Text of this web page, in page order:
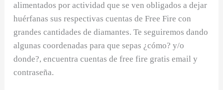
alimentados por actividad que se ven obligados a dejar
huérfanas sus respectivas cuentas de Free Fire con
grandes cantidades de diamantes. Te seguiremos dando
algunas coordenadas para que sepas ¿cómo? y/o
donde?, encuentra cuentas de free fire gratis email y
contraseña.